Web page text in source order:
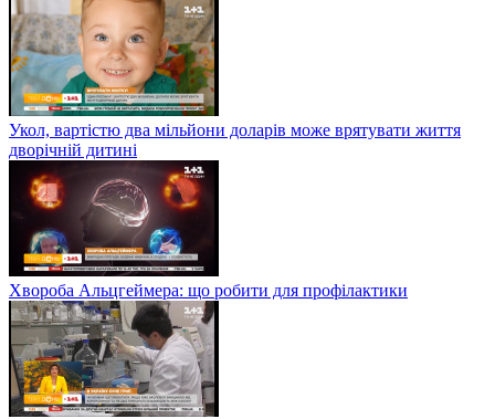
Укол, вартістю два мільйони доларів може врятувати життя
дворічній дитині
Хвороба Альцгеймера: що робити для профілактики